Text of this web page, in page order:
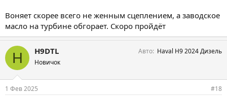
Воняет скорее всего не женным сцеплением, а заводское
масло на турбине обгорает. Скоро пройдёт
H H9DTL
Новичок
Авто Haval H9 2024 Дизель
1 Фев 2025 #18